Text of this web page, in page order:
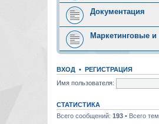
Документация
Маркетинговые
ВХОД • РЕГИСТРАЦИЯ
Имя пользователя:
СТАТИСТИКА
Всего сообщений: 193 • Всего